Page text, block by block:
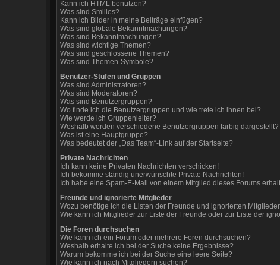
Kann ich HTML benutzen?
Was sind Smilies?
Kann ich Bilder in meine Beiträge einfügen?
Was sind globale Bekanntmachungen?
Was sind Bekanntmachungen?
Was sind wichtige Themen?
Was sind geschlossene Themen?
Was sind Themen-Symbole?
Benutzer-Stufen und Gruppen
Was sind Administratoren?
Was sind Moderatoren?
Was sind Benutzergruppen?
Wo finde ich die Benutzergruppen und wie trete ich ihnen bei?
Wie werde ich Gruppenleiter?
Weshalb werden verschiedene Benutzergruppen farbig dargestellt?
Was ist eine Hauptgruppe?
Was bedeutet der „Das Team“-Link auf der Startseite?
Private Nachrichten
Ich kann keine Privaten Nachrichten verschicken!
Ich bekomme ständig unerwünschte Private Nachrichten!
Ich habe eine Spam-E-Mail von einem Mitglied dieses Forums
Freunde und ignorierte Mitglieder
Wozu benötige ich die Listen der Freunde und ignorierten
Wie kann ich Mitglieder zur Liste der Freunde oder zur Liste der
Die Foren durchsuchen
Wie kann ich ein Forum oder mehrere Foren durchsuchen?
Weshalb erhalte ich bei der Suche keine Ergebnisse?
Warum bekomme ich bei der Suche eine leere Seite?
Wie kann ich nach Mitgliedern suchen?